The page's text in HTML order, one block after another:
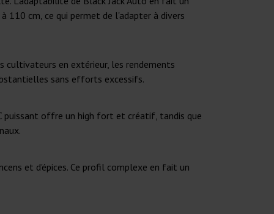
110 cm, ce qui permet de l'adapter à divers
cultivateurs en extérieur, les rendements
sans efforts excessifs.
puissant offre un high fort et créatif, tandis que
et d'épices. Ce profil complexe en fait un